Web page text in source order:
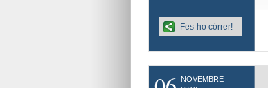
Fes-ho córrer!
NOVEMBRE